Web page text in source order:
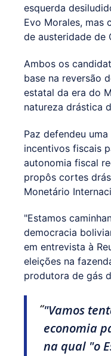
esquerda
Evo Morales, mas
de austeridade de
Ambos os
base na reversão
estatal da era do
natureza drástica
Paz defendeu
incentivos fiscais
autonomia fiscal
propôs cortes
Monetário
"Estamos
democracia
em entrevista à
eleições na
produtora de gás
"Vamos
economia
na qual "o